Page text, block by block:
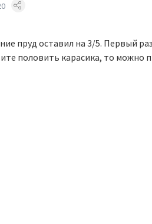
пруд оставил на 3/5. Первый
половить карасика, то можно